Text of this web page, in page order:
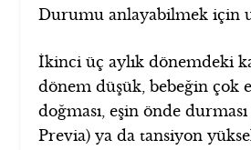
Durumu anlayabilmek için
İkinci üç aylık dönemdeki
dönem düşük, bebeğin çok
doğması, eşin önde
Previa) ya da tansiyon